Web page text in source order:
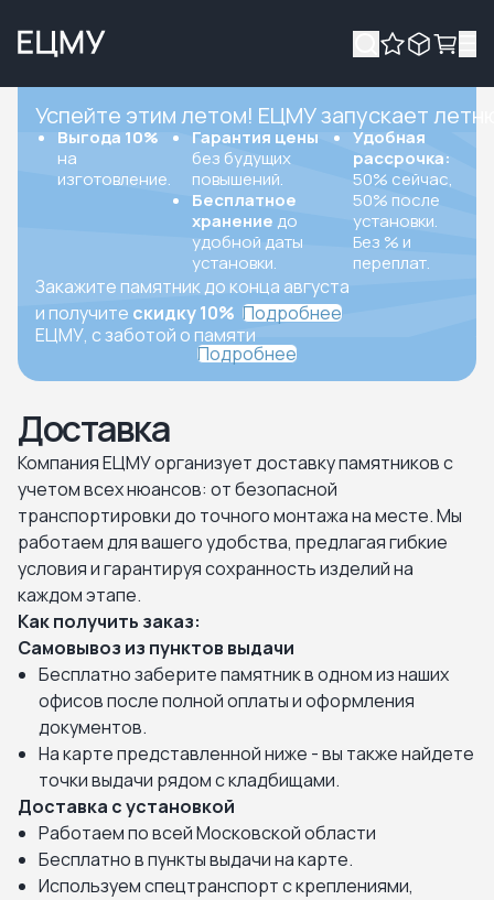
Успейте этим летом! ЕЦМУ запускает
Выгода 10%
на
изготовление.
Гарантия цены
без будущих
повышений.
Бесплатное
хранение до
удобной даты
установки.
Удобная
рассрочка:
50% сейчас,
50% после
установки.
Без % и
переплат.
Закажите памятник до конца августа
и получите скидку 10% Подробнее
ЕЦМУ, с заботой о памяти
Подробнее
Доставка
Компания ЕЦМУ организует доставку памятников с
учетом всех нюансов: от безопасной
транспортировки до точного монтажа на месте. Мы
работаем для вашего удобства, предлагая гибкие
условия и гарантируя сохранность изделий на
каждом этапе.
Как получить заказ:
Самовывоз из пунктов выдачи
Бесплатно заберите памятник в одном из наших
офисов после полной оплаты и оформления
документов.
На карте представленной ниже - вы также найдете
точки выдачи рядом с кладбищами.
Доставка с установкой
Работаем по всей Московской области
Бесплатно в пункты выдачи на карте.
Используем спецтранспорт с креплениями,